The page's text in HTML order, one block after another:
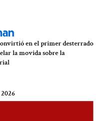
en el primer desterrado
la movida sobre la